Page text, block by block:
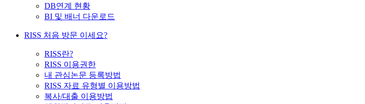
DB연계 현황
BI 및 배너 다운로드
RISS 처음 방문 이세요?
RISS란?
RISS 이용권한
내 관심논문 등록방법
RISS 자료 유형별 이용방법
복사/대출 이용방법